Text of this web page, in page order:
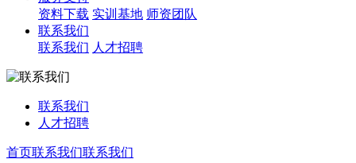
资料下载 实训基地 师资团队
联系我们
联系我们 人才招聘
联系我们
人才招聘
首页联系我们联系我们